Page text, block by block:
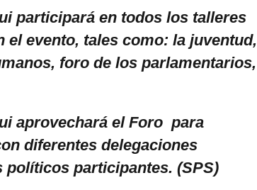
participará en todos los talleres
el evento, tales como: la juventud,
foro de los parlamentarios,
aprovechará el Foro para
diferentes delegaciones
participantes. (SPS)